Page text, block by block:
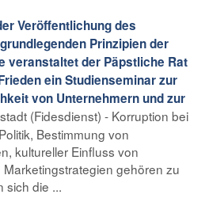
Veröffentlichung des
Prinzipien der
veranstaltet der Päpstliche Rat
ein Studienseminar zur
von Unternehmern und zur
(Fidesdienst) - Korruption bei
Bestimmung von
kultureller Einfluss von
gehören zu
sich die ...